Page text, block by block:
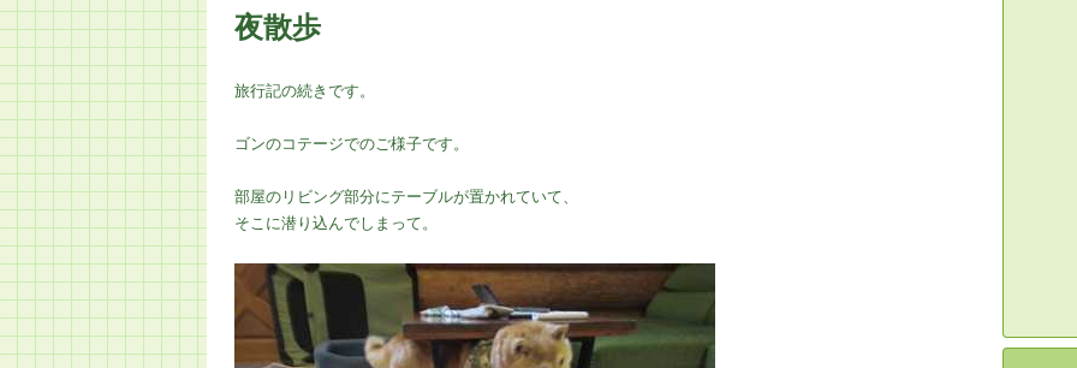
夜散歩
旅行記の続きです。
ゴンのコテージでのご様子です。
部屋のリビング部分にテーブルが置かれていて、
そこに潜り込んでしまって。